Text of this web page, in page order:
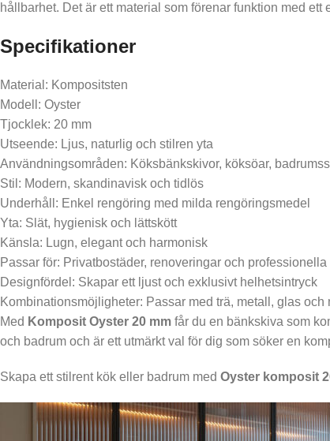
hållbarhet. Det är ett material som förenar funktion med
Specifikationer
Material: Kompositsten
Modell: Oyster
Tjocklek: 20 mm
Utseende: Ljus, naturlig och stilren yta
Användningsområden: Köksbänkskivor, köksöar,
Stil: Modern, skandinavisk och tidlös
Underhåll: Enkel rengöring med milda rengöringsmedel
Yta: Slät, hygienisk och lättskött
Känsla: Lugn, elegant och harmonisk
Passar för: Privatbostäder, renoveringar och professionella
Designfördel: Skapar ett ljust och exklusivt helhetsintryck
Kombinationsmöjligheter: Passar med trä, metall, glas och
Med Komposit Oyster 20 mm får du en bänkskiva som
och badrum och är ett utmärkt val för dig som söker en
Skapa ett stilrent kök eller badrum med Oyster komposit